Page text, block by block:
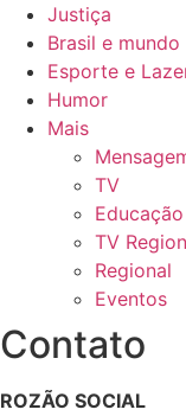
Justiça
Brasil e mundo
Esporte e
Humor
Mais
TV
Educação
TV
Regional
Eventos
Contato
ROZÃO SOCIAL